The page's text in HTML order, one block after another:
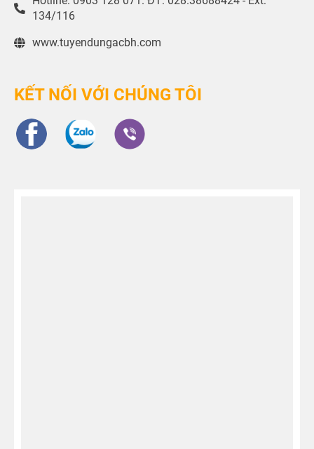
134/116
www.tuyendungacbh.com
KẾT NỐI VỚI CHÚNG TÔI